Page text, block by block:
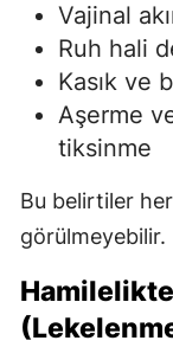
Vajinal
Ruh hali
Kasık ve
Aşerme
tiksinme
Bu belirtiler
görülmeyebilir.